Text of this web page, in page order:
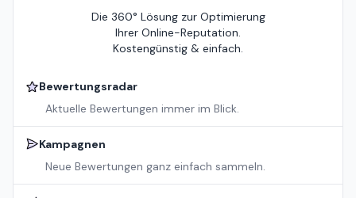
Die 360° Lösung zur Optimierung
Ihrer Online-Reputation.
Kostengünstig & einfach.
Bewertungsradar
Aktuelle Bewertungen immer im Blick.
Kampagnen
Neue Bewertungen ganz einfach sammeln.